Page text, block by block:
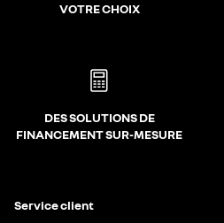
VOTRE CHOIX
DES SOLUTIONS DE
FINANCEMENT SUR-MESURE
Service client